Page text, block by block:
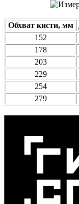
Обхват кисти, мм
152
178
203
229
254
279